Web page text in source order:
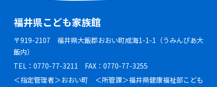
福井県こども家族館
〒919-2107 福井県大飯郡おおい町成海1-1-1（うみんぴあ大
飯内）
TEL：0770-77-3211 FAX：0770-77-3255
＜指定管理者＞おおい町 ＜所管課＞福井県健康福祉部こども